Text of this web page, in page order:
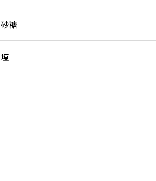
砂糖
塩